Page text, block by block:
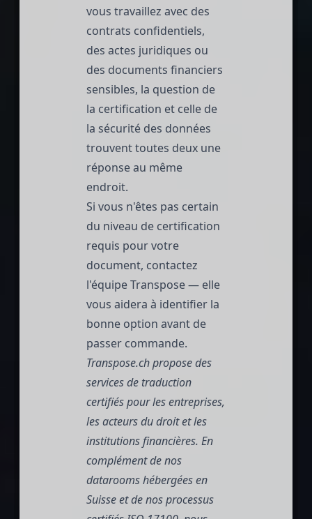
vous travaillez avec des
contrats confidentiels,
des actes juridiques ou
des documents financiers
sensibles, la question de
la certification et celle de
la sécurité des données
trouvent toutes deux une
réponse au même
endroit.
Si vous n'êtes pas certain
du niveau de certification
requis pour votre
document, contactez
l'équipe Transpose— elle
vous aidera à identifier la
bonne option avant de
passer commande.
Transpose.chpropose des
services de traduction
certifiés pour les entreprises,
les acteurs du droit et les
institutions financières. En
complément de nos
datarooms hébergées en
Suisse et de nos processus